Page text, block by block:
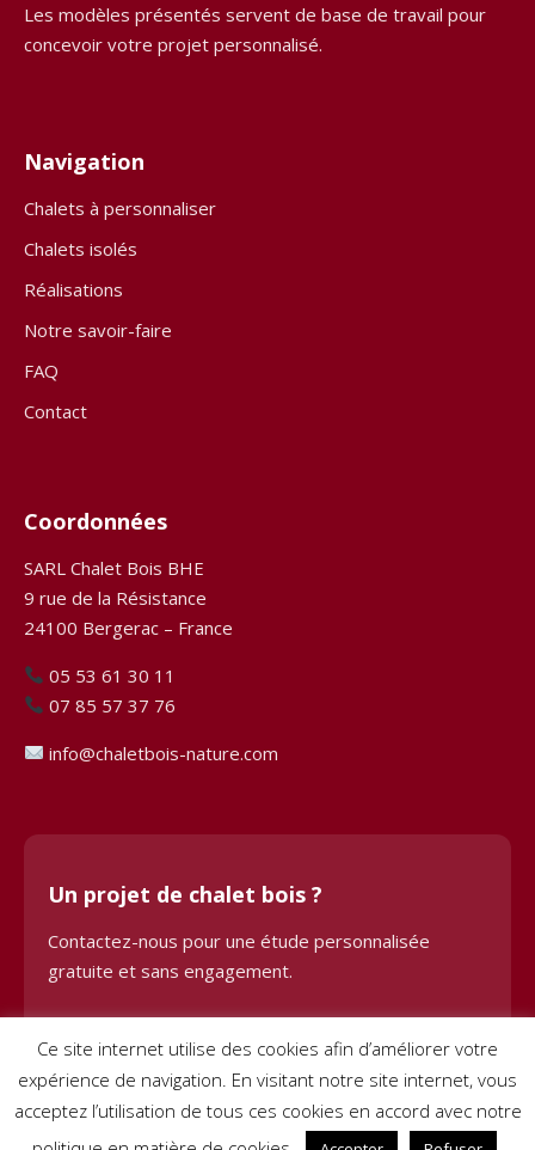
Les modèles présentés servent de base de travail pour
concevoir votre projet personnalisé.
Navigation
Chalets à personnaliser
Chalets isolés
Réalisations
Notre savoir-faire
FAQ
Contact
Coordonnées
SARL Chalet Bois BHE
9 rue de la Résistance
24100 Bergerac – France
05 53 61 30 11
07 85 57 37 76
info@chaletbois-nature.com
Un projet de chalet bois ?
Contactez-nous pour une étude personnalisée
gratuite et sans engagement.
Demander une étude
Ce site internet utilise des cookies afin d’améliorer votre
expérience de navigation. En visitant notre site internet, vous
acceptez l’utilisation de tous ces cookies en accord avec notre